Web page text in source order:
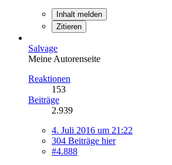
Inhalt melden
Zitieren
Salvage
Meine Autorenseite
Reaktionen
153
Beiträge
2.939
4. Juli 2016 um 21:22
304 Beiträge hier
#4.888